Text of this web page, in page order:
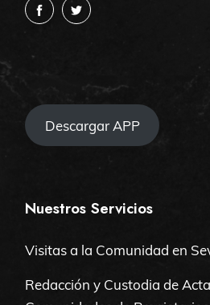
Descargar APP
Nuestros Servicios
Visitas a la Comunidad en
Redacción y Custodia de